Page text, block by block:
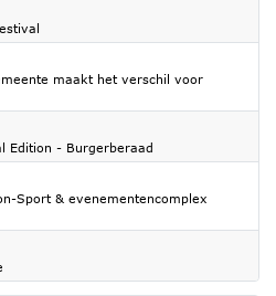
maakt het verschil voor
Edition - Burgerberaad
Sport & evenementencomplex